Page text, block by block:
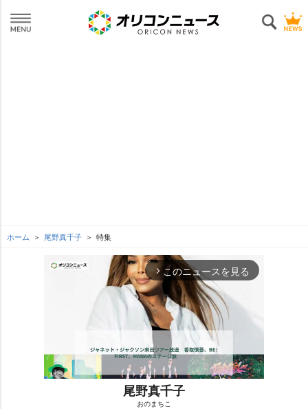
ホーム 尾野真千子 特集
arrow_forward_ios このニュースを見る
尾野真千子
おのまちこ